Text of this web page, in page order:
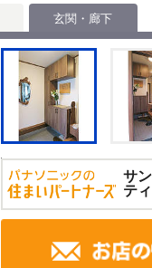
玄関・廊下
サ
ティ